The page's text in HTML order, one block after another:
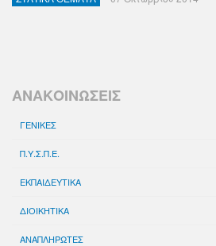
ΑΝΑΚΟΙΝΩΣΕΙΣ
ΓΕΝΙΚΕΣ
Π.Υ.Σ.Π.Ε.
ΕΚΠΑΙΔΕΥΤΙΚΑ
ΔΙΟΙΚΗΤΙΚΑ
ΑΝΑΠΛΗΡΩΤΕΣ